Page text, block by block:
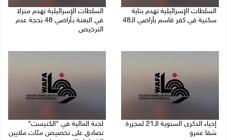
السلطات الإسرائيلية تهدم بناية
سكنية في كفر قاسم بأراضي الـ48
السلطات الإسرائيلية تهدم منزلا
في البعنة بـأراضي 48 بحجة عدم
الترخيص
إحياء الذكرى السنوية الـ21 لمجزرة
شفا عمرو
لجنة المالية في "الكنيست"
تصادق على تخصيص مئات ملايين